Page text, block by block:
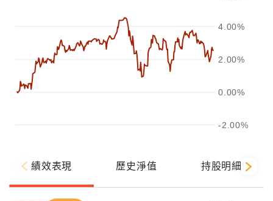
-2.00%
0.00%
2.00%
4.00%
-%
績效表現 歷史淨值 持股明細